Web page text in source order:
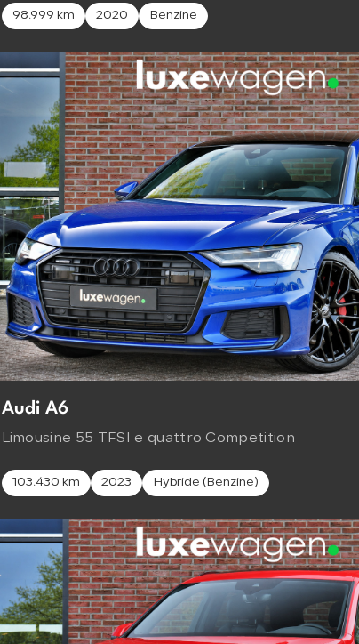
98.999 km 2020 Benzine
Audi A6
Limousine 55 TFSI e quattro Competition
103.430 km 2023 Hybride (Benzine)